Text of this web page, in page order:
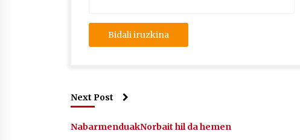
Next Post
NabarmenduakNorbait hil da hemen